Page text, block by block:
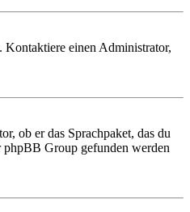
Kontaktiere einen Administrator,
ob er das Sprachpaket, das du
phpBB Group gefunden werden